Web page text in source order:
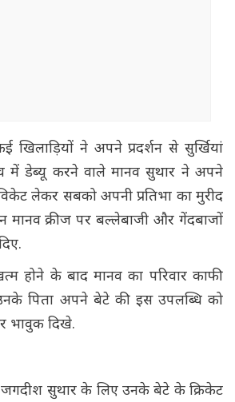
ने अपने प्रदर्शन से सुर्खियां
में डेब्यू करने वाले मानव सुथार ने अपने
लेकर सबको अपनी प्रतिभा का मुरीद
मानव क्रीज पर बल्लेबाजी और गेंदबाजों
होने के बाद मानव का परिवार काफी
पिता अपने बेटे की इस उपलब्धि को
दिखे.
जगदीश सुथार के लिए उनके बेटे के क्रिकेट